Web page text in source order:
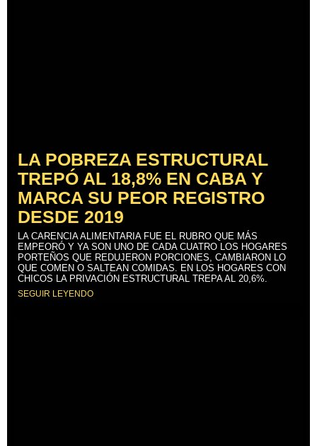
LA POBREZA ESTRUCTURAL
TREPÓ AL 18,8% EN CABA Y
MARCA SU PEOR REGISTRO
DESDE 2019
LA CARENCIA ALIMENTARIA FUE EL RUBRO QUE MÁS
EMPEORÓ Y YA SON UNO DE CADA CUATRO LOS HOGARES
PORTEÑOS QUE REDUJERON PORCIONES, CAMBIARON LO
QUE COMEN O SALTEAN COMIDAS. EN LOS HOGARES CON
CHICOS LA PRIVACIÓN ESTRUCTURAL TREPA AL 20,6%.
SEGUIR LEYENDO